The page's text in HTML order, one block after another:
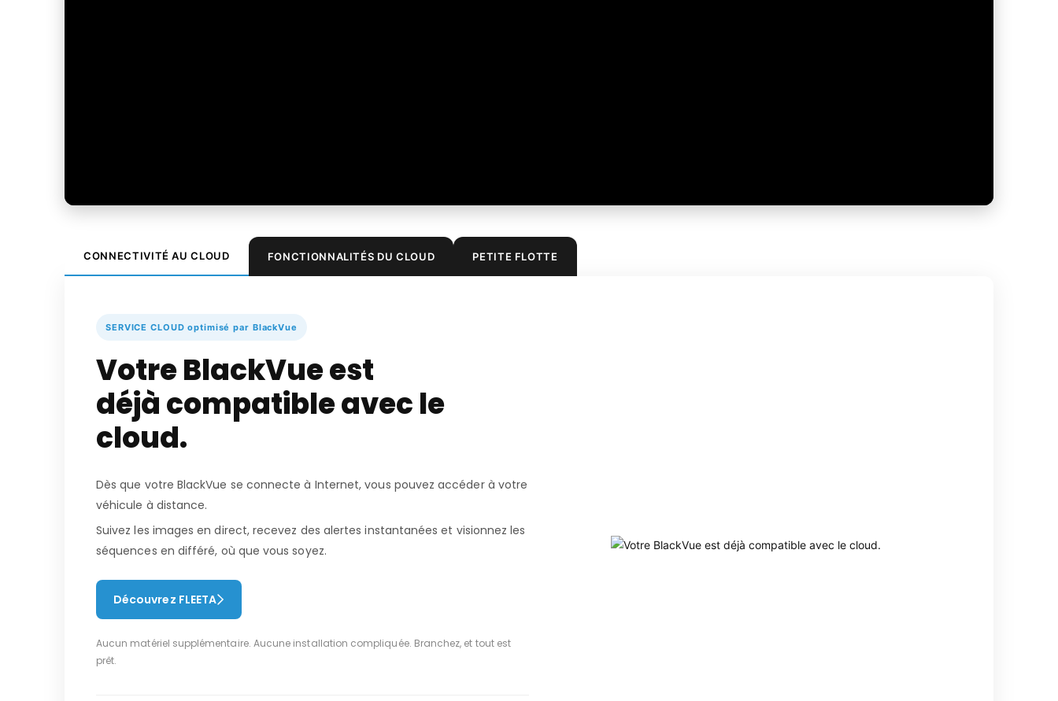
CONNECTIVITÉ AU CLOUD FONCTIONNALITÉS DU CLOUD PETITE FLOTTE
SERVICE CLOUD optimisé par BlackVue
Votre BlackVue est
déjà compatible avec le
cloud.
Dès que votre BlackVue se connecte à Internet, vous pouvez accéder à votre
véhicule à distance.
Suivez les images en direct, recevez des alertes instantanées et visionnez les
séquences en différé, où que vous soyez.
Découvrez FLEETA
Aucun matériel supplémentaire. Aucune installation compliquée. Branchez, et tout est
prêt.